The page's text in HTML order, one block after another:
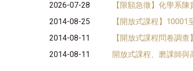
2026-07-28
【限額急徵】化學系
2014-08-25
【開放式課程】10001
2014-08-11
【開放式課程問卷調
2014-08-11
開放式課程、磨課師與